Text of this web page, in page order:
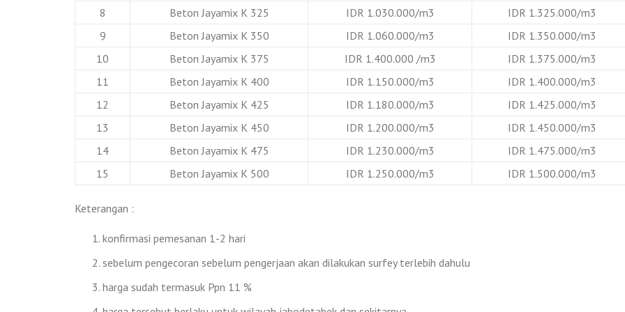
8 Beton Jayamix K 325 IDR 1.030.000/m3
IDR 1.325.000/m3
9
Beton Jayamix K 350 IDR 1.060.000/m3
IDR 1.350.000/m3
10
Beton Jayamix K 375 IDR 1.400.000 /m3
IDR 1.375.000/m3
11
Beton Jayamix K 400 IDR 1.150.000/m3
IDR 1.400.000/m3
12
Beton Jayamix K 425 IDR 1.180.000/m3
IDR 1.425.000/m3
13
Beton Jayamix K 450 IDR 1.200.000/m3
IDR 1.450.000/m3
14
Beton Jayamix K 475 IDR 1.230.000/m3
IDR 1.475.000/m3
15
Beton Jayamix K 500 IDR 1.250.000/m3 IDR 1.500.000/m3
Keterangan :
konfirmasi pemesanan 1-2 hari
sebelum pengecoran sebelum pengerjaan akan dilakukan surfey terlebih dahulu
harga sudah termasuk Ppn 11 %